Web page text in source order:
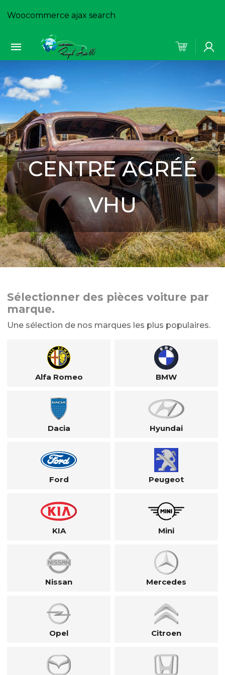
Woocommerce ajax search
CENTRE AGRÉÉ
VHU
Sélectionner des pièces voiture par
marque.
Une sélection de nos marques les plus populaires.
Alfa Romeo BMW
Dacia Hyundai
Ford Peugeot
KIA Mini
Nissan Mercedes
Opel Citroen